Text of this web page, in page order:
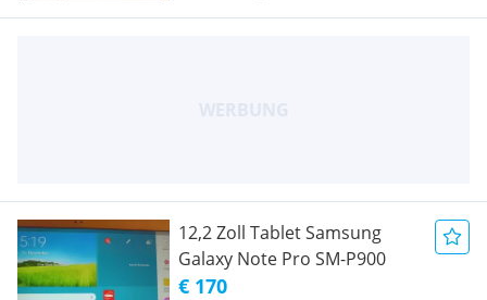
12,2 Zoll Tablet Samsung
Galaxy Note Pro SM-P900
€ 170